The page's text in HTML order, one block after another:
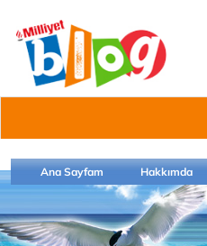
Ana Sayfam Hakkımda